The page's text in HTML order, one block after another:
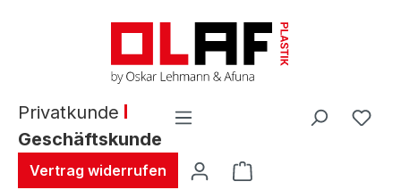
Privatkunde
Geschäftskunde
Vertrag widerrufen Warenkorb enthält